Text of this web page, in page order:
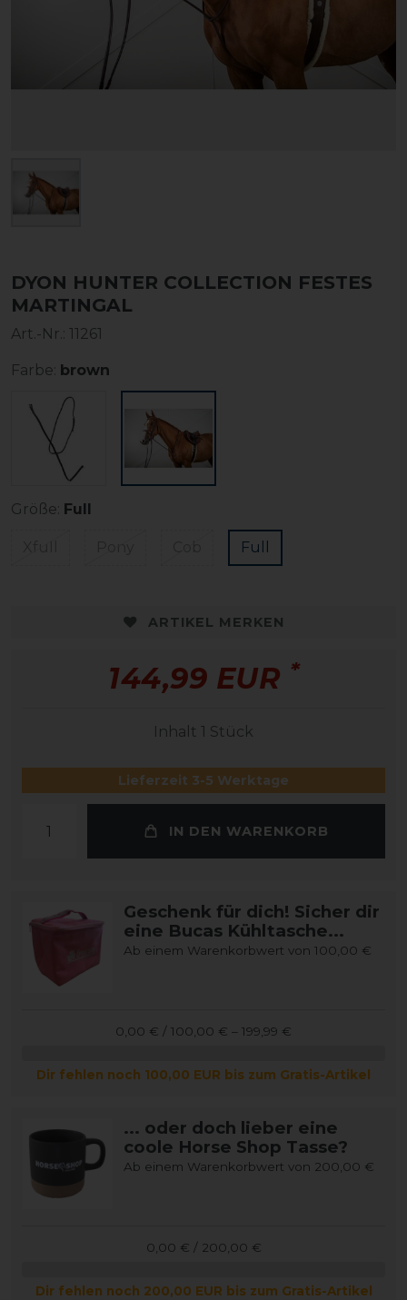
DYON HUNTER COLLECTION FESTES
MARTINGAL
Art.-Nr.: 11261
Farbe: brown
Größe: Full
Full
ARTIKEL MERKEN
144,99 EUR *
Inhalt 1 Stück
Lieferzeit 3-5 Werktage
IN DEN WARENKORB
Geschenk für dich! Sicher dir
eine Bucas Kühltasche...
Ab einem Warenkorbwert von 100,00 €
0,00 € / 100,00 € – 199,99 €
Dir fehlen noch 100,00 EUR bis zum Gratis-Artikel
... oder doch lieber eine
coole Horse Shop Tasse?
Ab einem Warenkorbwert von 200,00 €
0,00 € / 200,00 €
Dir fehlen noch 200,00 EUR bis zum Gratis-Artikel